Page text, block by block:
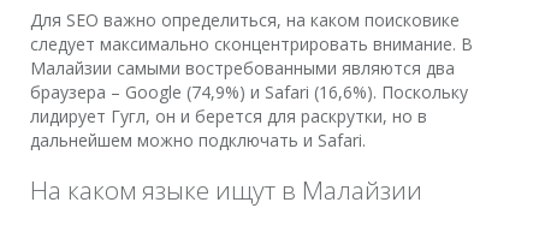
Для SEO важно определиться, на каком поисковике
следует максимально сконцентрировать внимание. В
Малайзии самыми востребованными являются два
браузера – Google (74,9%) и Safari (16,6%). Поскольку
лидирует Гугл, он и берется для раскрутки, но в
дальнейшем можно подключать и Safari.
На каком языке ищут в Малайзии